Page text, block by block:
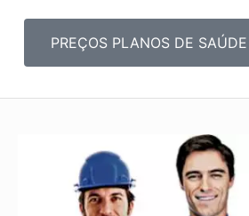
PREÇOS PLANOS DE